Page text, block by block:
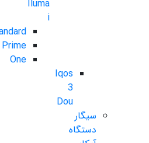
Iluma
i
Prime
One
Iqos
3
Dou
سیگار
دستگاه